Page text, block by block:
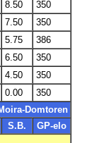
8.50
350
7.50
350
5.75
386
6.50
350
4.50
350
0.00
350
Domtoren
S.B.
GP-elo